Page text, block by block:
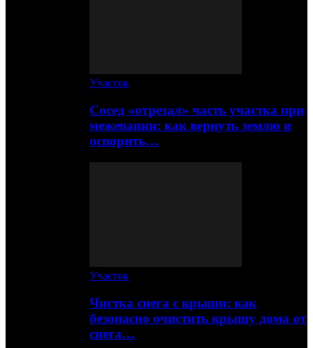
Участок
Сосед «отрезал» часть участка при
межевании: как вернуть землю и
оспорить…
Участок
Чистка снега с крыши: как
безопасно очистить крышу дома от
снега…